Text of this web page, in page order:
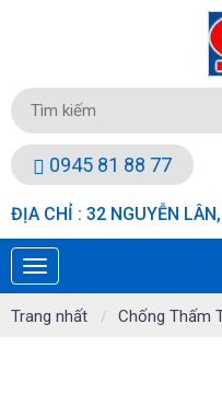
0945 81 88 77
ĐỊA CHỈ : 32 NGUYỄN
Trang nhất Chống Thấm